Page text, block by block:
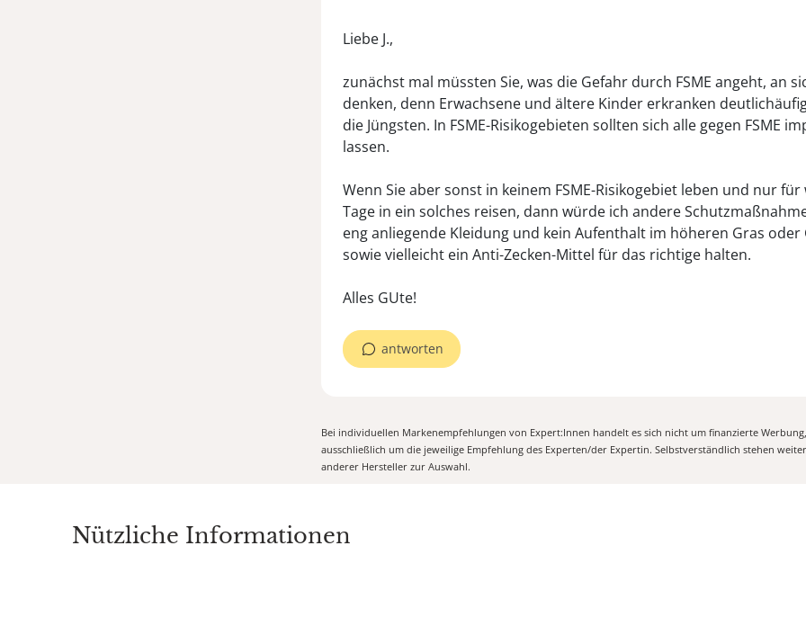
Liebe J.,
zunächst mal müssten Sie, was die Gefahr durch FSME angeht, an
denken, denn Erwachsene und ältere Kinder erkranken
die Jüngsten. In FSME-Risikogebieten sollten sich alle gegen FSME
lassen.
Wenn Sie aber sonst in keinem FSME-Risikogebiet leben und nur für
Tage in ein solches reisen, dann würde ich andere
eng anliegende Kleidung und kein Aufenthalt im höheren Gras oder
sowie vielleicht ein Anti-Zecken-Mittel für das richtige halten.
antworten
Bei individuellen Markenempfehlungen von Expert:Innen handelt es sich nicht um finanzierte
ausschließlich um die jeweilige Empfehlung des Experten/der Expertin. Selbstverständlich stehen
anderer Hersteller zur Auswahl.
Nützliche Informationen